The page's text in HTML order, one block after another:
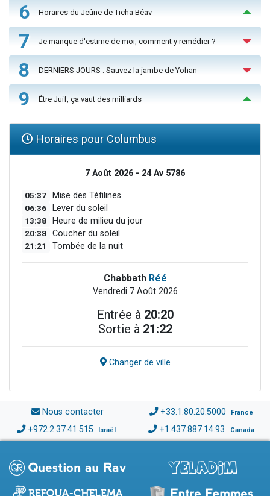
6 Horaires du Jeûne de Ticha Béav
7 Je manque d'estime de moi, comment y remédier ?
8 DERNIERS JOURS : Sauvez la jambe de Yohan
9 Être Juif, ça vaut des milliards
Horaires pour Columbus
7 Août 2026 - 24 Av 5786
05:37 Mise des Téfilines
06:36 Lever du soleil
13:38 Heure de milieu du jour
20:38 Coucher du soleil
21:21 Tombée de la nuit
Chabbath Réé
Vendredi 7 Août 2026
Entrée à 20:20
Sortie à 21:22
Changer de ville
Nous contacter +33.1.80.20.5000 France
+972.2.37.41.515 Israël +1.437.887.14.93 Canada